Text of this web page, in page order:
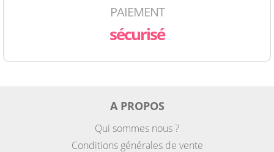
PAIEMENT
sécurisé
A PROPOS
Qui sommes nous ?
Conditions générales de vente